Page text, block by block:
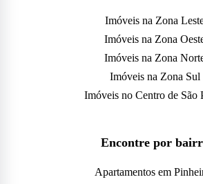
Imóveis na Zona
Imóveis na Zona
Imóveis na Zona
Imóveis na Zona Sul
Imóveis no Centro de São
Encontre por
Apartamentos em